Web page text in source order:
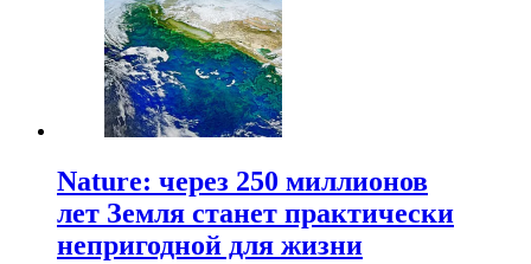
Nature: через 250 миллионов
лет Земля станет практически
непригодной для жизни